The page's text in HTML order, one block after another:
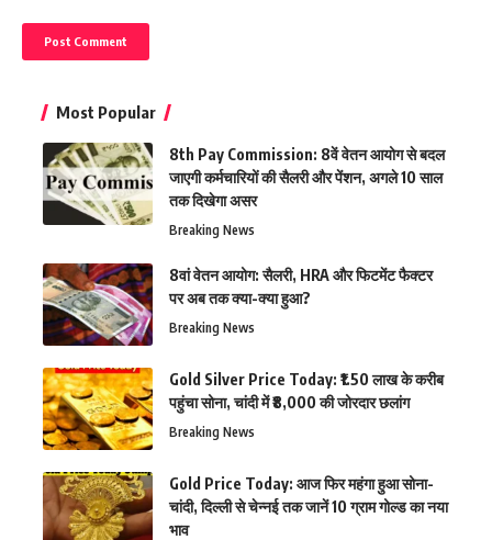
Most Popular
8th Pay Commission: 8वें वेतन आयोग से बदल
जाएगी कर्मचारियों की सैलरी और पेंशन, अगले 10 साल
तक दिखेगा असर
Breaking News
8वां वेतन आयोग: सैलरी, HRA और फिटमेंट फैक्टर
पर अब तक क्या-क्या हुआ?
Breaking News
Gold Silver Price Today: ₹1.50 लाख के करीब
पहुंचा सोना, चांदी में ₹8,000 की जोरदार छलांग
Breaking News
Gold Price Today: आज फिर महंगा हुआ सोना-
चांदी, दिल्ली से चेन्नई तक जानें 10 ग्राम गोल्ड का नया
भाव